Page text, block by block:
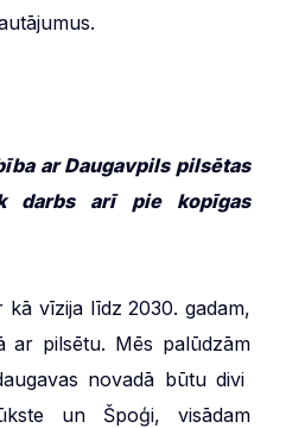
ar Daugavpils pilsētas
darbs arī pie kopīgas
kā vīzija līdz 2030. gadam,
ar pilsētu. Mēs palūdzām
novadā būtu divi
un Špoģi, visādam